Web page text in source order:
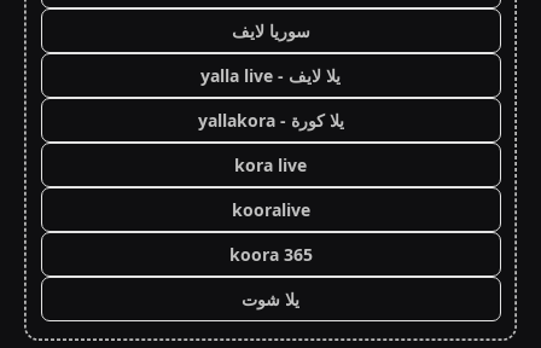
سوريا لايف
يلا لايف - yalla live
يلا كورة - yallakora
kora live
kooralive
koora 365
يلا شوت